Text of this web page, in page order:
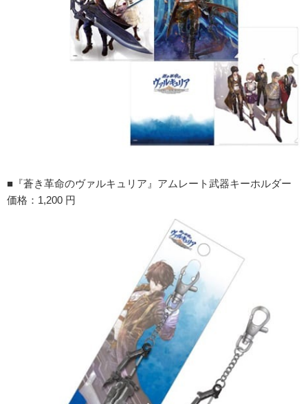
■『蒼き革命のヴァルキュリア』アムレート武器キーホルダー
価格：1,200 円